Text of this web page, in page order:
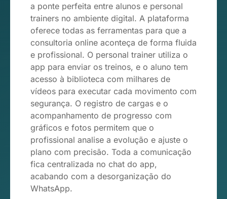
a ponte perfeita entre alunos e personal
trainers no ambiente digital. A plataforma
oferece todas as ferramentas para que a
consultoria online aconteça de forma fluida
e profissional. O personal trainer utiliza o
app para enviar os treinos, e o aluno tem
acesso à biblioteca com milhares de
vídeos para executar cada movimento com
segurança. O registro de cargas e o
acompanhamento de progresso com
gráficos e fotos permitem que o
profissional analise a evolução e ajuste o
plano com precisão. Toda a comunicação
fica centralizada no chat do app,
acabando com a desorganização do
WhatsApp.